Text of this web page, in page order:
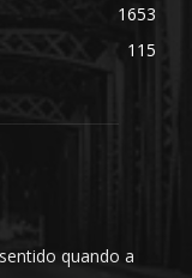
1653
115
quando a